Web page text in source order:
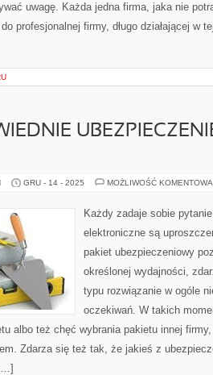
uwagę. Każda jedna firma, jaka nie
profesjonalnej firmy, długo działającej w
GRU - 14 - 2025 MOŻLIWOŚĆ
Każdy zadaje sobie
elektroniczne są
pakiet ubezpieczeniowy
określonej wydajności,
typu rozwiązanie w ogóle
oczekiwań. W takich
albo też chęć wybrania pakietu innej
Zdarza się też tak, że jakieś z